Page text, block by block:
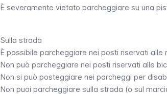
È severamente vietato parcheggiare su una
Sulla strada
È possibile parcheggiare nei posti riservati alle
Non può parcheggiare nei posti riservati alle
Non si può posteggiare nei parcheggi per
Non puoi parcheggiare sulla strada (o sul